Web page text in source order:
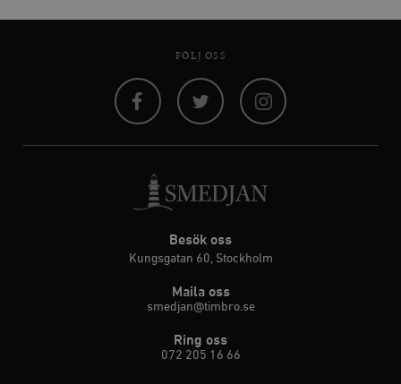
FÖLJ OSS
Besök oss
Kungsgatan 60, Stockholm
Maila oss
smedjan@timbro.se
Ring oss
072 205 16 66